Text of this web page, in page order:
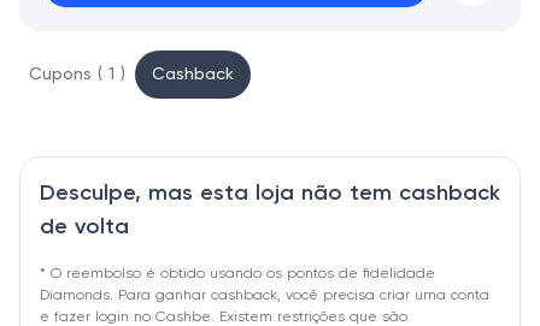
Cupons ( 1 ) Cashback
Desculpe, mas esta loja não tem cashback
de volta
* O reembolso é obtido usando os pontos de fidelidade
Diamonds. Para ganhar cashback, você precisa criar uma conta
e fazer login no Cashbe. Existem restrições que são